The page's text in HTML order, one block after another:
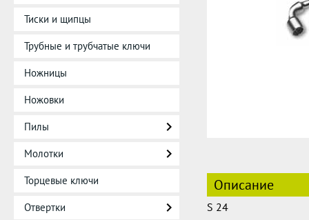
Тиски и щипцы
Трубные и трубчатые ключи
Ножницы
Ножовки
Пилы
Молотки
Торцевые ключи
Отвертки
Описание
S 24